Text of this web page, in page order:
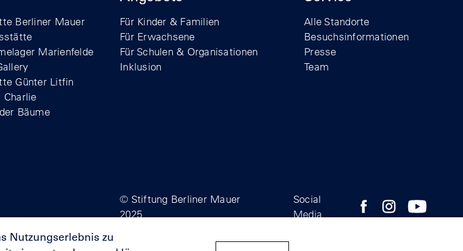
Berliner Mauer
Marienfelde
Günter Litfin
Charlie
Bäume
Für Kinder & Familien
Für Erwachsene
Für Schulen & Organisationen
Inklusion
Alle Standorte
Besuchsinformationen
Presse
Team
© Stiftung Berliner Mauer
2025
Social
Media
Zum Facebook-Profil
Zum Instagram-
Zum
Nutzungserlebnis zu